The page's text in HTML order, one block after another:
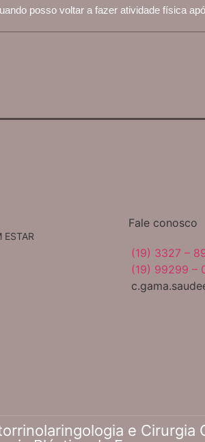
posso voltar a fazer atividade física
ESTAR
Fale conosco
(19) 3327 –
(19) 99299 –
e Cirurgia